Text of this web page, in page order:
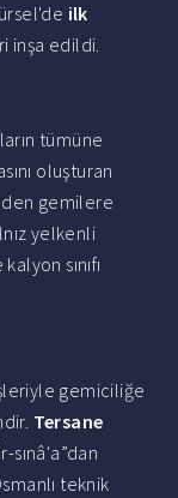
ilk
inşa edildi.
tümüne
oluşturan
gemilere
yelkenli
sınıfı
gemiciliğe
Tersane
sınâ'a”dan
teknik